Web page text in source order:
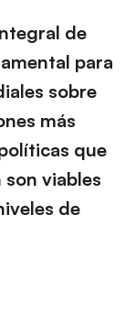
de
para
sobre
más
que
viables
de